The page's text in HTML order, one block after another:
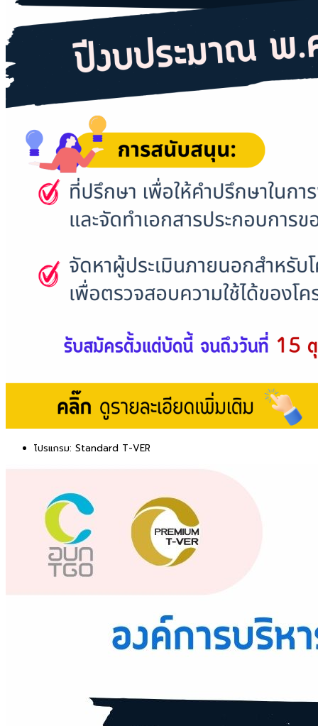
โปรแกรม: Standard T-VER